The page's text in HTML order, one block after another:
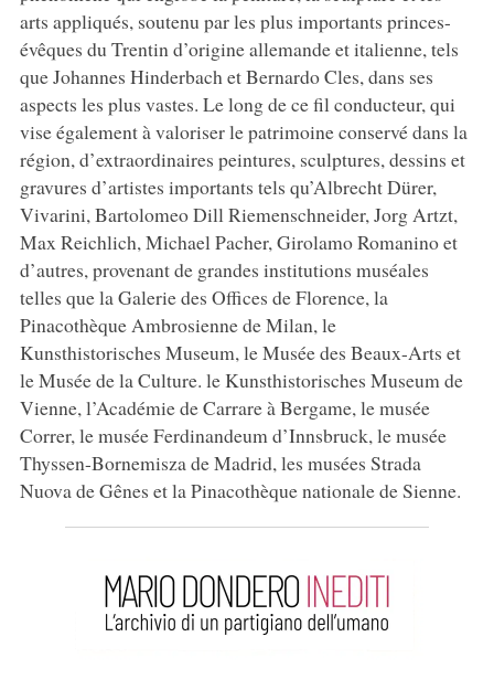
arts appliqués, soutenu par les plus importants princes-
évêques du Trentin d’origine allemande et italienne, tels
que Johannes Hinderbach et Bernardo Cles, dans ses
aspects les plus vastes. Le long de ce fil conducteur, qui
vise également à valoriser le patrimoine conservé dans la
région, d’extraordinaires peintures, sculptures, dessins et
gravures d’artistes importants tels qu’Albrecht Dürer,
Vivarini, Bartolomeo Dill Riemenschneider, Jorg Artzt,
Max Reichlich, Michael Pacher, Girolamo Romanino et
d’autres, provenant de grandes institutions muséales
telles que la Galerie des Offices de Florence, la
Pinacothèque Ambrosienne de Milan, le
Kunsthistorisches Museum, le Musée des Beaux-Arts et
le Musée de la Culture. le Kunsthistorisches Museum de
Vienne, l’Académie de Carrare à Bergame, le musée
Correr, le musée Ferdinandeum d’Innsbruck, le musée
Thyssen-Bornemisza de Madrid, les musées Strada
Nuova de Gênes et la Pinacothèque nationale de Sienne.